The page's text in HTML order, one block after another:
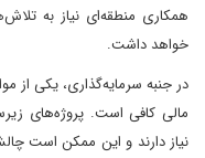
همکاری منطقه‌ای نیاز به
خواهد داشت.
در جنبه سرمایه‌گذاری، یکی از
مالی کافی است. پروژه‌های
نیاز دارند و این ممکن است